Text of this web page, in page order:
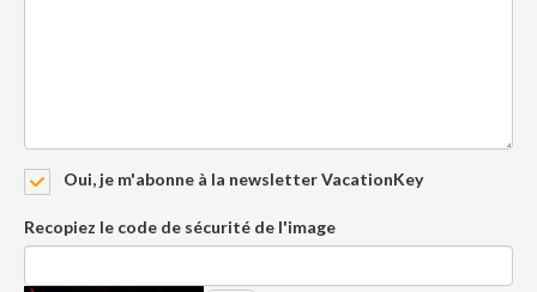
Oui, je m'abonne à la newsletter VacationKey
Recopiez le code de sécurité de l'image